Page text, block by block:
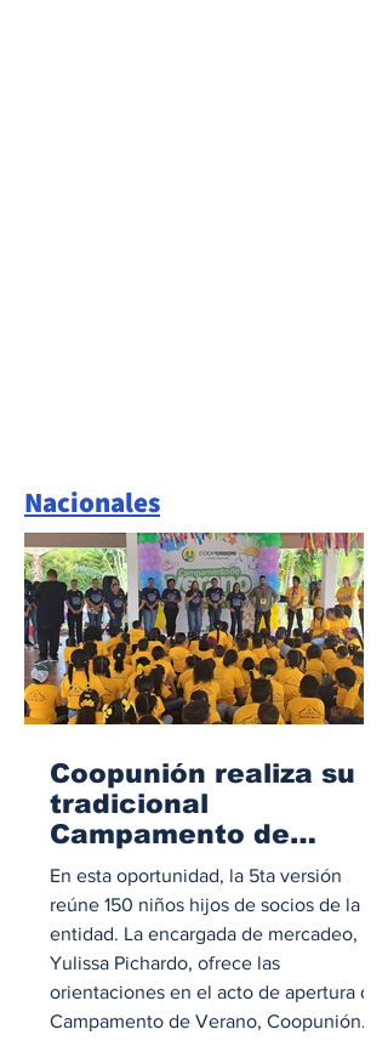
Nacionales
Coopunión realiza su
tradicional
Campamento de
Verano 2026
En esta oportunidad, la 5ta versión
reúne 150 niños hijos de socios de la
entidad. La encargada de mercadeo,
Yulissa Pichardo, ofrece las
orientaciones en el acto de apertura del
Campamento de Verano, Coopunión